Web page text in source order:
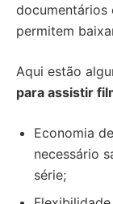
documentários
permitem
Aqui estão
para assistir
Economia
necessário
série;